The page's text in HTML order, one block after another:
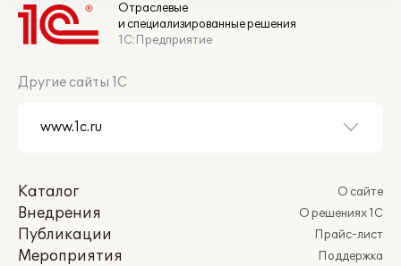
Отраслевые
и специализированные решения
1С:Предприятие
Другие сайты 1С
Каталог
Внедрения
Публикации
Мероприятия
О сайте
О решениях 1С
Прайс-лист
Поддержка